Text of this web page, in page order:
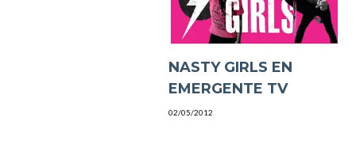
NASTY GIRLS EN
EMERGENTE TV
02/05/2012